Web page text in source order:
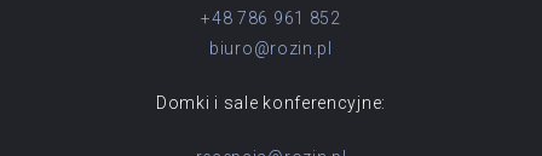
+48 786 961 852
biuro@rozin.pl
Domki i sale konferencyjne: